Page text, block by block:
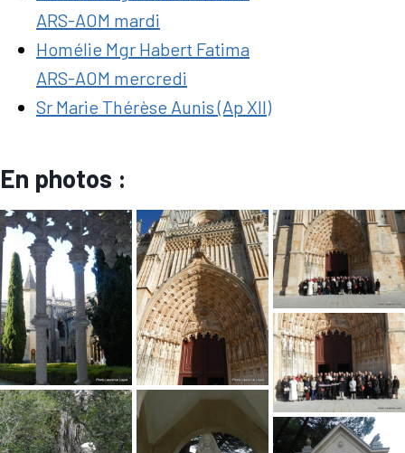
ARS-AOM mardi
Homélie Mgr Habert Fatima
ARS-AOM mercredi
Sr Marie Thérèse Aunis (Ap XII)
En photos :